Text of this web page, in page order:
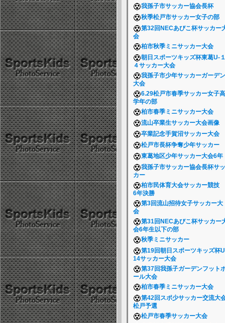
我孫子市サッカー協会長杯
秋季松戸市サッカー女子の部
第32回NECあびこ杯サッカー
会
柏市秋季ミニサッカー大会
朝日スポーツキッズ杯東葛U-１
４サッカー大会
我孫子市少年サッカーガーデン
大会
6.29松戸市春季サッカー女子高
学年の部
柏市春季ミニサッカー大会
流山卒業生サッカー大会画像
卒業記念手賀沼サッカー大会
松戸市長杯争奪少年サッカー
東葛地区少年サッカー大会6年
我孫子市サッカー協会長杯サッ
カー
柏市民体育大会サッカー競技
6年決勝
第3回流山招待女子サッカー大
会
第31回NECあびこ杯サッカー
会6年生以下の部
秋季ミニサッカー
第19回朝日スポーツキッズ杯
14サッカー大会
第37回我孫子ガーデンフット
ール大会
柏市春季ミニサッカー大会
第42回スポ少サッカー交流大
松戸予選
松戸市春季サッカー大会